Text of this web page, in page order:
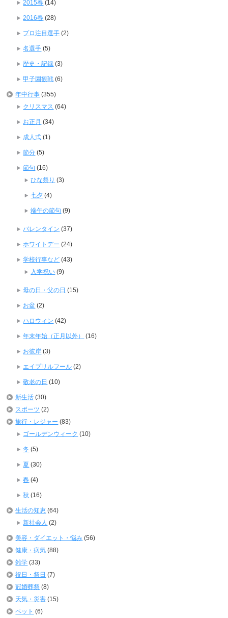
2015春 (14)
2016春 (28)
プロ注目選手 (2)
名選手 (5)
歴史・記録 (3)
甲子園観戦 (6)
年中行事 (355)
クリスマス (64)
お正月 (34)
成人式 (1)
節分 (5)
節句 (16)
ひな祭り (3)
七夕 (4)
端午の節句 (9)
バレンタイン (37)
ホワイトデー (24)
学校行事など (43)
入学祝い (9)
母の日・父の日 (15)
お盆 (2)
ハロウィン (42)
年末年始（正月以外） (16)
お彼岸 (3)
エイプリルフール (2)
敬老の日 (10)
新生活 (30)
スポーツ (2)
旅行・レジャー (83)
ゴールデンウィーク (10)
冬 (5)
夏 (30)
春 (4)
秋 (16)
生活の知恵 (64)
新社会人 (2)
美容・ダイエット・悩み (56)
健康・病気 (88)
雑学 (33)
祝日・祭日 (7)
冠婚葬祭 (8)
天気・災害 (15)
ペット (6)